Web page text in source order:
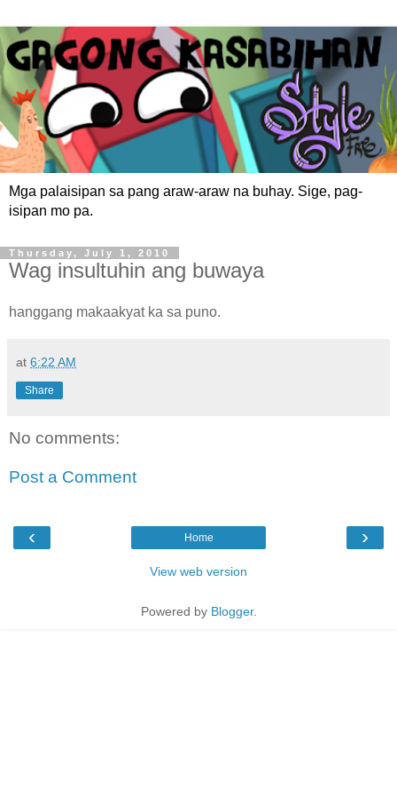
Mga palaisipan sa pang araw-araw na buhay. Sige, pag-
isipan mo pa.
Thursday, July 1, 2010
Wag insultuhin ang buwaya
hanggang makaakyat ka sa puno.
at 6:22 AM
Share
No comments:
Post a Comment
‹ ›
Home
View web version
Powered by Blogger.